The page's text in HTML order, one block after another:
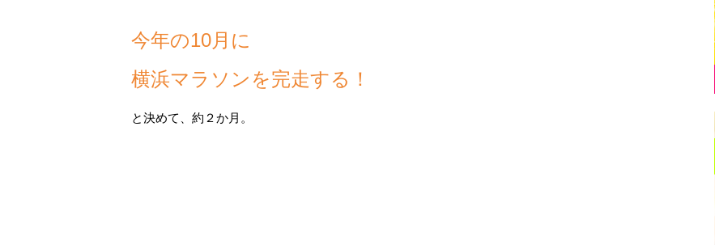
今年の10月に
横浜マラソンを完走する！
と決めて、約２か月。